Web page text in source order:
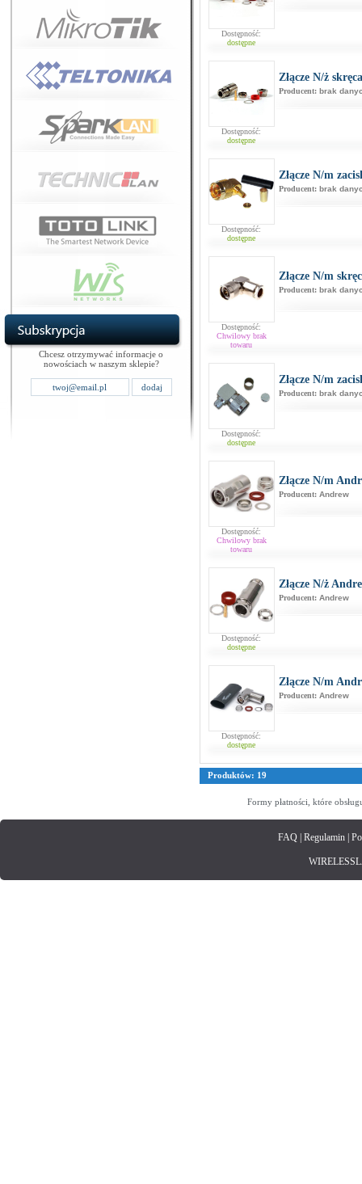
Chcesz otrzymywać informacje o
nowościach w naszym sklepie?
Dostępność:
dostępne
Dostępność:
dostępne
Złącze N/ż
Producent: brak
Dostępność:
dostępne
Złącze N/m
Producent: brak
Dostępność:
Chwilowy brak
towaru
Złącze N/m
Producent: brak
Dostępność:
dostępne
Złącze N/m
Producent: brak
Dostępność:
Chwilowy brak
towaru
Złącze N/m
Producent: Andrew
Dostępność:
dostępne
Złącze N/ż
Producent: Andrew
Dostępność:
dostępne
Złącze N/m
Producent: Andrew
Produktów: 19
Formy płatności, które
FAQ| Regulamin|